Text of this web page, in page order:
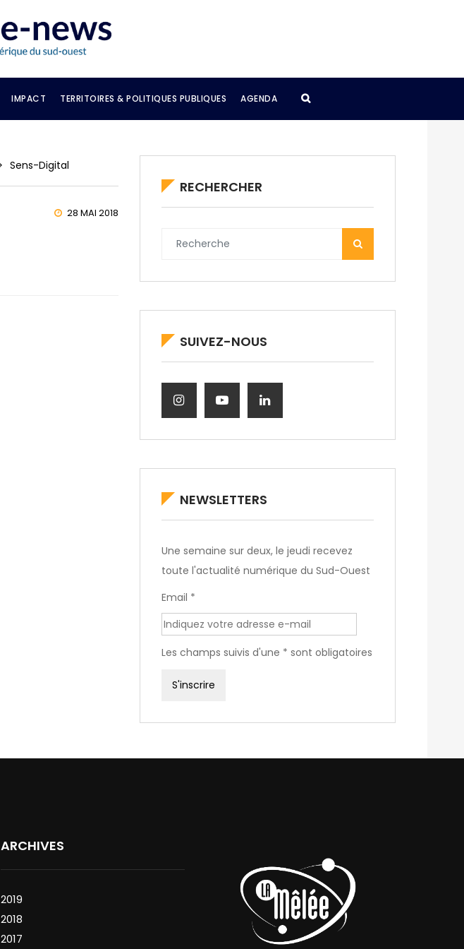
IMPACT TERRITOIRES & POLITIQUES PUBLIQUES AGENDA
Sens-Digital
28 MAI 2018
RECHERCHER
SUIVEZ-NOUS
NEWSLETTERS
Une semaine sur deux, le jeudi recevez
toute l'actualité numérique du Sud-Ouest
Email *
Les champs suivis d'une * sont obligatoires
ARCHIVES
2019
2018
2017